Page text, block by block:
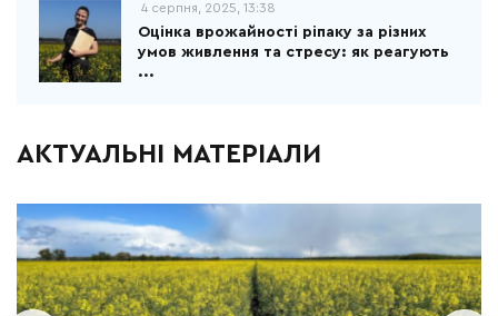
4 серпня, 2025, 13:38
Оцінка врожайності ріпаку за різних
умов живлення та стресу: як реагують
...
АКТУАЛЬНІ МАТЕРІАЛИ